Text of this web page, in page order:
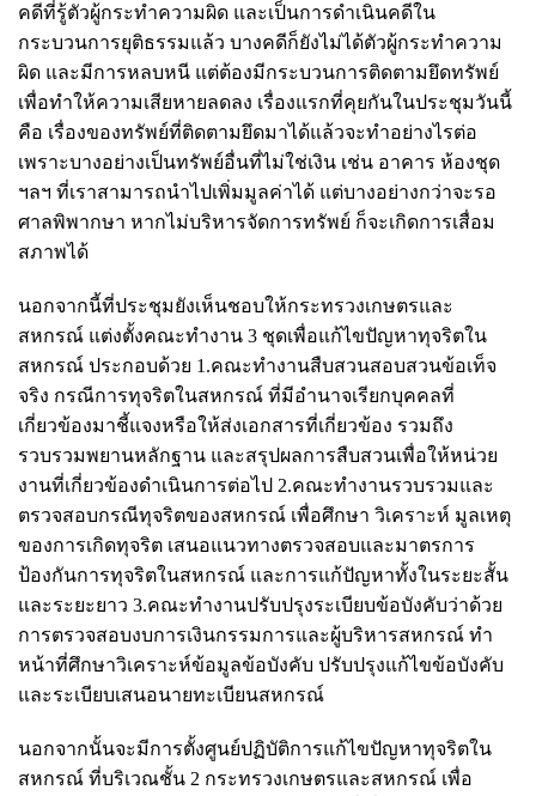
คดีที่รู้ตัวผู้กระทำความผิด และเป็นการดำเนินคดีใน
กระบวนการยุติธรรมแล้ว บางคดีก็ยังไม่ได้ตัวผู้กระทำความ
ผิด และมีการหลบหนี แต่ต้องมีกระบวนการติดตามยึดทรัพย์
เพื่อทำให้ความเสียหายลดลง เรื่องแรกที่คุยกันในประชุมวันนี้
คือ เรื่องของทรัพย์ที่ติดตามยึดมาได้แล้วจะทำอย่างไรต่อ
เพราะบางอย่างเป็นทรัพย์อื่นที่ไม่ใช่เงิน เช่น อาคาร ห้องชุด
ฯลฯ ที่เราสามารถนำไปเพิ่มมูลค่าได้ แต่บางอย่างกว่าจะรอ
ศาลพิพากษา หากไม่บริหารจัดการทรัพย์ ก็จะเกิดการเสื่อม
สภาพได้
นอกจากนี้ที่ประชุมยังเห็นชอบให้กระทรวงเกษตรและ
สหกรณ์ แต่งตั้งคณะทำงาน 3 ชุดเพื่อแก้ไขปัญหาทุจริตใน
สหกรณ์ ประกอบด้วย 1.คณะทำงานสืบสวนสอบสวนข้อเท็จ
จริง กรณีการทุจริตในสหกรณ์ ที่มีอำนาจเรียกบุคคลที่
เกี่ยวข้องมาชี้แจงหรือให้ส่งเอกสารที่เกี่ยวข้อง รวมถึง
รวบรวมพยานหลักฐาน และสรุปผลการสืบสวนเพื่อให้หน่วย
งานที่เกี่ยวข้องดำเนินการต่อไป 2.คณะทำงานรวบรวมและ
ตรวจสอบกรณีทุจริตของสหกรณ์ เพื่อศึกษา วิเคราะห์ มูลเหตุ
ของการเกิดทุจริต เสนอแนวทางตรวจสอบและมาตรการ
ป้องกันการทุจริตในสหกรณ์ และการแก้ปัญหาทั้งในระยะสั้น
และระยะยาว 3.คณะทำงานปรับปรุงระเบียบข้อบังคับว่าด้วย
การตรวจสอบงบการเงินกรรมการและผู้บริหารสหกรณ์ ทำ
หน้าที่ศึกษาวิเคราะห์ข้อมูลข้อบังคับ ปรับปรุงแก้ไขข้อบังคับ
และระเบียบเสนอนายทะเบียนสหกรณ์
นอกจากนั้นจะมีการตั้งศูนย์ปฏิบัติการแก้ไขปัญหาทุจริตใน
สหกรณ์ ที่บริเวณชั้น 2 กระทรวงเกษตรและสหกรณ์ เพื่อ